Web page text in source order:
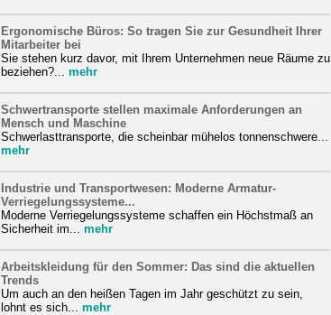
Ergonomische Büros: So tragen Sie zur Gesundheit Ihrer
Mitarbeiter bei
Sie stehen kurz davor, mit Ihrem Unternehmen neue Räume zu
beziehen?... mehr
Schwertransporte stellen maximale Anforderungen an
Mensch und Maschine
Schwerlasttransporte, die scheinbar mühelos tonnenschwere...
mehr
Industrie und Transportwesen: Moderne Armatur-
Verriegelungssysteme...
Moderne Verriegelungssysteme schaffen ein Höchstmaß an
Sicherheit im... mehr
Arbeitskleidung für den Sommer: Das sind die aktuellen
Trends
Um auch an den heißen Tagen im Jahr geschützt zu sein,
lohnt es sich... mehr